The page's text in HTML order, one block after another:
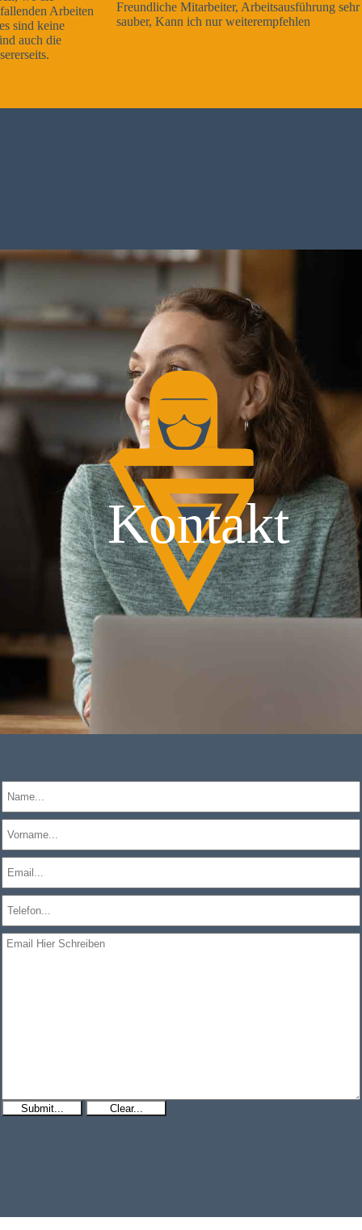
Freundliche Mitarbeiter, Arbeitsausführung sehr gut und sehr
sauber, Kann ich nur weiterempfehlen
Kontakt
Submit... Clear...